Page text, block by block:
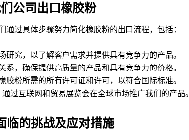
们公司出口橡胶粉
具体步骤努力简化橡胶粉的出口流程，包括：
研究，以了解客户需求并提供具有竞争力的产品。
系，确保提供高质量的产品和具有竞争力的价格。
胶粉所需的所有许可证和许可，以符合国际标准。
过互联网和贸易展览会在全球市场推广我们的产品。
临的挑战及应对措施